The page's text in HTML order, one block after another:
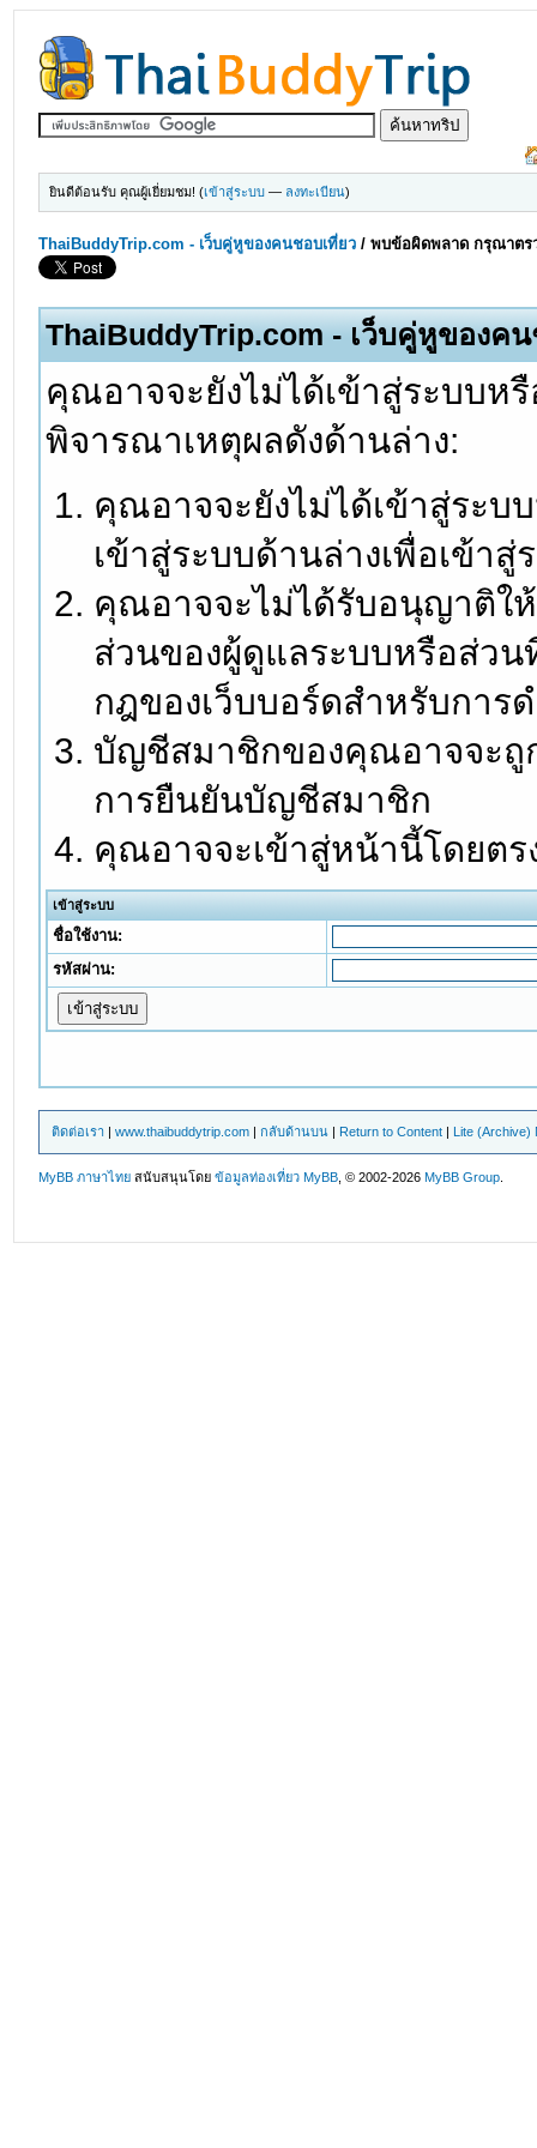
ยินดีต้อนรับ คุณผู้เยี่ยมชม! (เข้าสู่ระบบ — ลงทะเบียน)
ThaiBuddyTrip.com - เว็บคู่หูของคนชอบเที่ยว /พบข้อผิดพลาด กรุณาตร
ThaiBuddyTrip.com - เว็บคู่หูของค
คุณอาจจะยังไม่ได้เข้าสู่ระบบ
พิจารณาเหตุผลดังด้านล่าง:
คุณอาจจะยังไม่ได้เข้าสู่ระบ
เข้าสู่ระบบด้านล่างเพื่อเข้า
คุณอาจจะไม่ได้รับอนุญาติใ
ส่วนของผู้ดูแลระบบหรือส่ว
กฎของเว็บบอร์ดสำหรับการ
บัญชีสมาชิกของคุณอาจจะถู
การยืนยันบัญชีสมาชิก
คุณอาจจะเข้าสู่หน้านี้โดยต
เข้าสู่ระบบ
ชื่อใช้งาน:
รหัสผ่าน:
ติดต่อเรา |www.thaibuddytrip.com |กลับด้านบน | Return to Content | Lite (Archive)
MyBB ภาษาไทย สนับสนุนโดยข้อมูลท่องเที่ยว MyBB , © 2002-2026MyBB Group